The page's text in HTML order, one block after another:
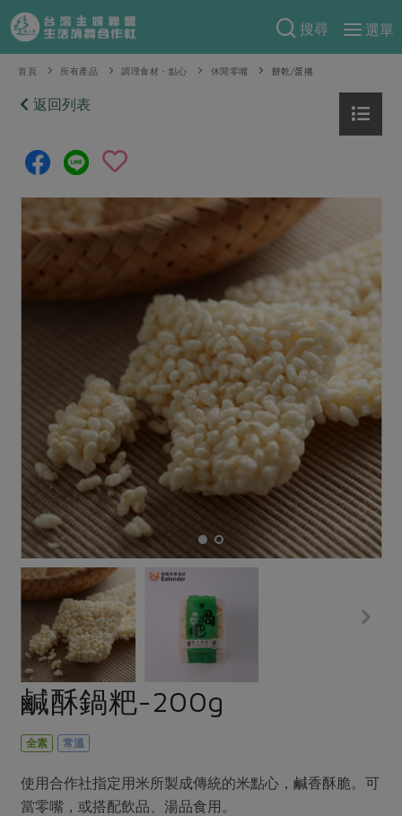
搜尋
選單
產品分類
當季蔬果
芽苗類
辛香料類
奶蛋豆・五穀
乳製品
米麵雜糧
肉品・水產
畜產肉類 水產
水畜加工品
調理食材・點心
調味醬料/南北貨
休閒零嘴 沖泡飲品
保健食品
居家好物
美妝保養
家庭清潔 織品
日用品
食譜料理
食材
麵食
海鮮
料理方式
烘焙．點心
醬料
湯品．鍋物
漬物
涼拌沙拉
飲品
主題食譜
養身食補
特別企畫
預購活動
把最好的台灣味帶回家！
防災用品預購圓滿結束
2026年端午節預購圓滿結束
傳到心坎裡，誠心又澎派
合作25-經典快閃最後一週
合作25-精選產品第四彈
更多當季產品
議題活動
主婦聯盟X樂齡網特約優惠案
30%rPET紅烏龍茶
2024農業發展計畫年度報告
更多議題活動
傳到心坎裡，誠心又澎派
綠主張
觀點文章
主婦食堂 一籃菜真心話
合作聯合國
生活提案
親子食育
廚房瑜伽
關注議題
減硝酸鹽 惜食
非基改運動 支持本土農糧
廢核運動 能源議題
減添加物 減塑減廢
公益金 食農教育
更多議題
生活者e週報
綠主張月刊
典藏閱覽室
關於合作社
員工與求才
產品檢驗
自主把關
檢驗報告
硝酸鹽檢驗
社員權益
合作社法規
社務專區
選舉專區
最新消息
媒體報導
首頁 所有產品 調理食材・點心 休閒零嘴 餅乾/蛋捲
返回列表
鹹酥鍋粑-200g
全素 常溫
使用合作社指定用米所製成傳統的米點心，鹹香酥脆。可
當零嘴，或搭配飲品、湯品食用。